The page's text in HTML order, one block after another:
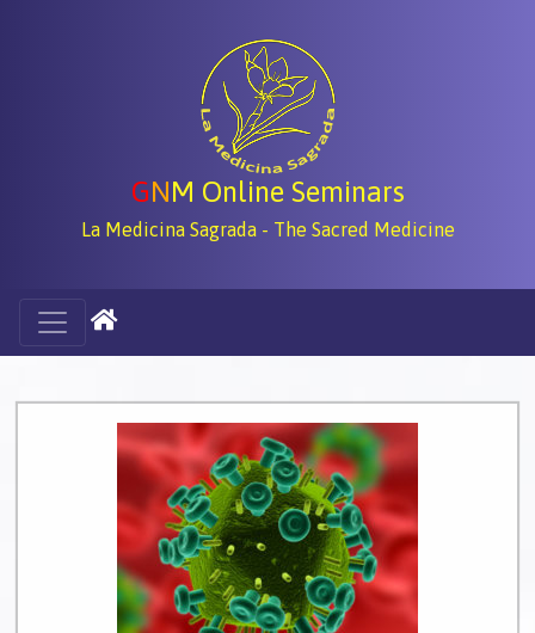
GNM Online Seminars
La Medicina Sagrada - The Sacred Medicine